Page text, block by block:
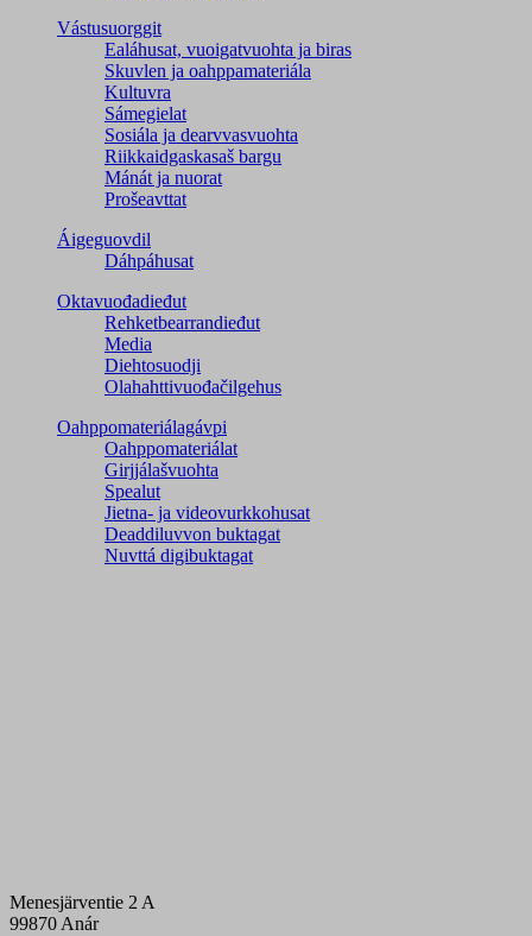
Vástusuorggit
Ealáhusat, vuoigatvuohta ja biras
Skuvlen ja oahppamateriála
Kultuvra
Sámegielat
Sosiála ja dearvvasvuohta
Riikkaidgaskasaš bargu
Mánát ja nuorat
Prošeavttat
Áigeguovdil
Dáhpáhusat
Oktavuođadieđut
Rehketbearrandieđut
Media
Diehtosuodji
Olahahttivuođačilgehus
Oahppomateriálagávpi
Oahppomateriálat
Girjjálašvuohta
Spealut
Jietna- ja videovurkkohusat
Deaddiluvvon buktagat
Nuvttá digibuktagat
Menesjärventie 2 A
99870 Anár